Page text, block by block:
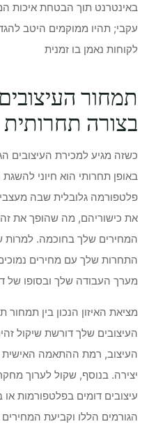
באינטרנט תוך הבטחת איכות
עקבי; תהיו ממוקמים היטב
לקוחות נאמן בו זמנית
תמחור
בצורה תחרותית
כשזה מגיע למכירת העיצובים
באופן תחרותי הוא חיוני
פלטפורמה גלובלית שבה
את כישוריהם, מה שהופך את זה
המחירים שלך בחוכמה. למרות
התחרות שלך עם מחירים
מערך העבודה שלך ובסופו של
מציאת האיזון הנכון בין
העיצובים שלך דורשת שיקול
העיצוב, רמת ההתאמה האישית
יצירה. בנוסף, שקול לערוך
עיצובים דומים בפלטפורמות או
הגורמים הללו וקביעת